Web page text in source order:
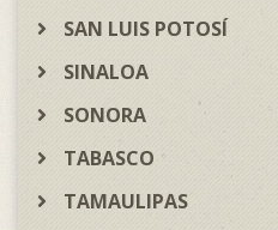
SAN LUIS POTOSÍ
SINALOA
SONORA
TABASCO
TAMAULIPAS